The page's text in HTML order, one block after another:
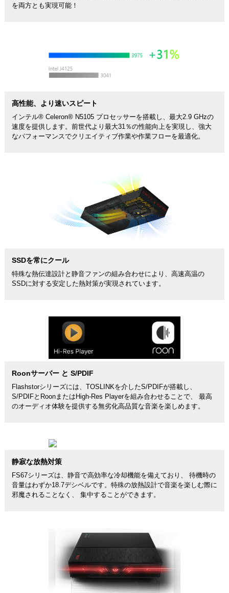
を両方とも実現可能！
高性能、より速いスピート
インテル® Celeron® N5105 プロセッサーを搭載し、最大2.9 GHzの
速度を提供します。前世代より最大31％の性能向上を実現し、強大
なパフォーマンスでクリエイティブ作業や作業フローを最適化。
SSDを常にクール
特殊な熱伝達設計と静音ファンの組み合わせにより、高速高温の
SSDに対する安定した熱対策が実現されています。
Roonサーバー と S/PDIF
Flashstorシリーズには、TOSLINKを介したS/PDIFが搭載し、
S/PDIFとRoonまたはHigh-Res Playerを組み合わせることで、 最高
のオーディオ体験を提供する無劣化高品質な音楽を楽しめます。
静寂な放熱対策
FS67シリーズは、静音で高効率な冷却機能を備えており、 待機時の
音量はわずか18.7デシベルです。特殊の放熱設計で音楽を楽しむ際に
邪魔されることなく、 集中することができます。